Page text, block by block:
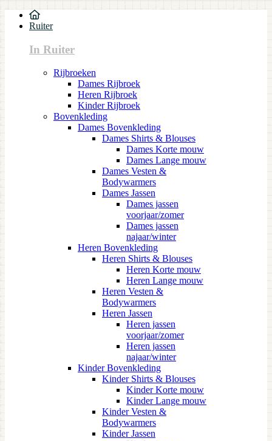
Ruiter
In Ruiter
Rijbroeken
Dames Rijbroek
Heren Rijbroek
Kinder Rijbroek
Bovenkleding
Dames Bovenkleding
Dames Shirts & Blouses
Dames Korte mouw
Dames Lange mouw
Dames Vesten &
Bodywarmers
Dames Jassen
Dames jassen
voorjaar/zomer
Dames jassen
najaar/winter
Heren Bovenkleding
Heren Shirts & Blouses
Heren Korte mouw
Heren Lange mouw
Heren Vesten &
Bodywarmers
Heren Jassen
Heren jassen
voorjaar/zomer
Heren jassen
najaar/winter
Kinder Bovenkleding
Kinder Shirts & Blouses
Kinder Korte mouw
Kinder Lange mouw
Kinder Vesten &
Bodywarmers
Kinder Jassen